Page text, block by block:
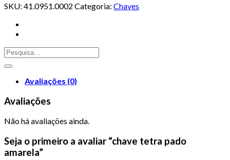
SKU: 41.0951.0002 Categoria: Chaves
Avaliações (0)
Avaliações
Não há avaliações ainda.
Seja o primeiro a avaliar “chave tetra pado
amarela”